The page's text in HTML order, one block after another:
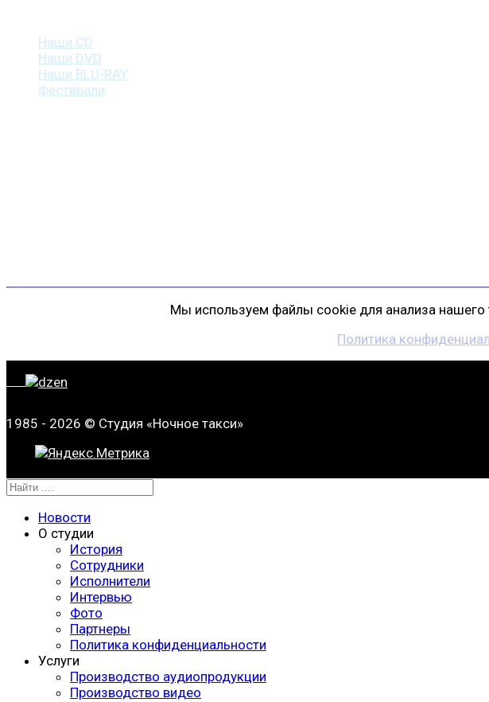
Наши CD
Наши DVD
Наши BLU-RAY
Фестивали
Мы используем файлы cookie для анализа нашего
Политика
1985 - 2026 © Студия «Ночное такси»
Новости
О студии
История
Сотрудники
Исполнители
Интервью
Фото
Партнеры
Политика конфиденциальности
Услуги
Производство аудиопродукции
Производство видео